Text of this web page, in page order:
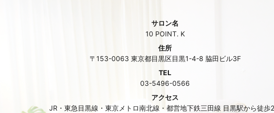
サロン名
10 POINT. K
住所
〒153-0063 東京都目黒区目黒1-4-8 脇田ビル3F
TEL
03-5496-0566
アクセス
JR・東急目黒線・東京メトロ南北線・都営地下鉄三田線 目黒駅から徒歩